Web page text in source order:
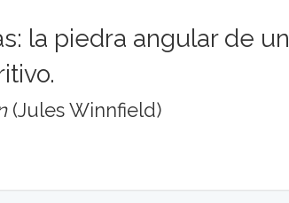
la piedra angular de un
(Jules Winnfield)